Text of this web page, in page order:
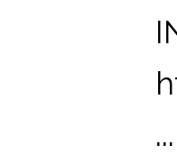
...